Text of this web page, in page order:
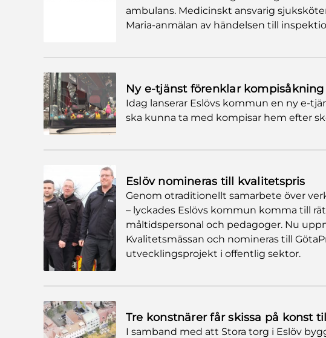
ambulans. Medicinskt ansvarig
Maria-anmälan av händelsen till
Ny e-tjänst förenklar
Idag lanserar Eslövs kommun en ny e-
ska kunna ta med kompisar hem efter
Eslöv nomineras till kvalitetspris
Genom otraditionellt samarbete över
– lyckades Eslövs kommun komma till
måltidspersonal och pedagoger. Nu
Kvalitetsmässan och nomineras till
utvecklingsprojekt i offentlig sektor.
Tre konstnärer får skissa på konst
I samband med att Stora torg i Eslöv